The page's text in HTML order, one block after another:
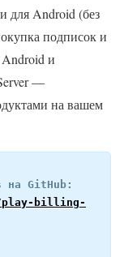
для Android (без
подписок и
и
—
на вашем
play-billing-